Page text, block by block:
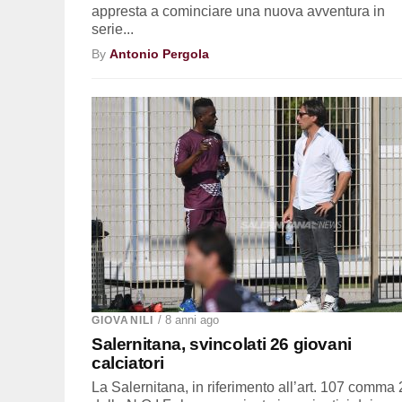
appresta a cominciare una nuova avventura in
serie...
By Antonio Pergola
GIOVANILI / 8 anni ago
Salernitana, svincolati 26 giovani
calciatori
La Salernitana, in riferimento all’art. 107 comma